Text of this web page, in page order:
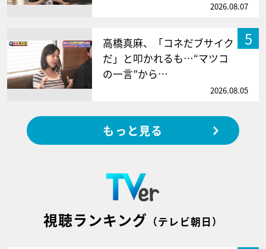
2026.08.07
5
高橋真麻、「コネだブサイク
だ」と叩かれるも…“マツコ
の一言”から…
2026.08.05
もっと見る
視聴ランキング （テレビ朝日）